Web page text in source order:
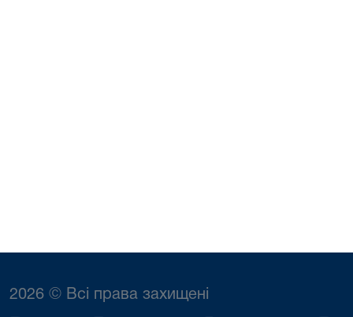
2026 © Всі права захищені